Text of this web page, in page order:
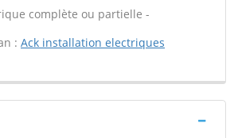
complète ou partielle -
: Ack installation electriques